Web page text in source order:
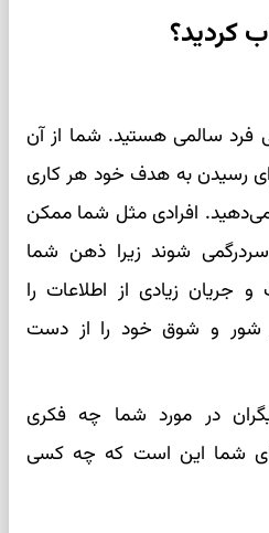
کردید؟
سالمی هستید. شما از آن
رسیدن به هدف خود هر کاری
می‌دهید. افرادی مثل شما ممکن
شوند زیرا ذهن شما
زیادی از اطلاعات را
شور و شوق خود را از دست
در مورد شما چه فکری
شما این است که چه کسی